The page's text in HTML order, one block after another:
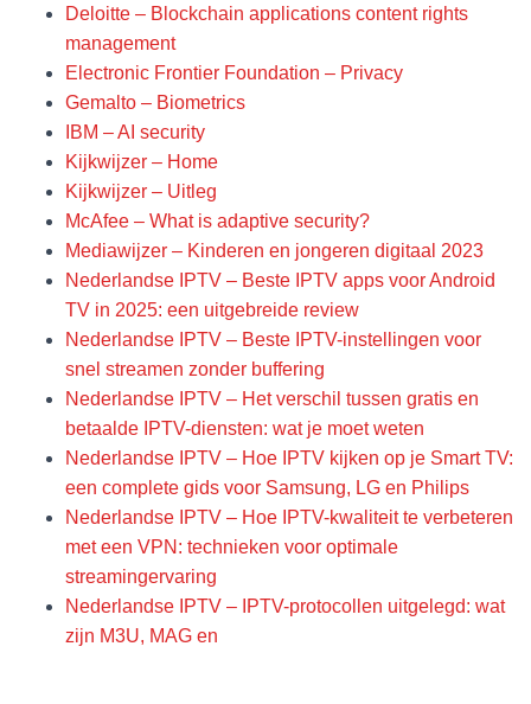
Deloitte – Blockchain applications content rights
management
Electronic Frontier Foundation – Privacy
Gemalto – Biometrics
IBM – AI security
Kijkwijzer – Home
Kijkwijzer – Uitleg
McAfee – What is adaptive security?
Mediawijzer – Kinderen en jongeren digitaal 2023
Nederlandse IPTV – Beste IPTV apps voor Android
TV in 2025: een uitgebreide review
Nederlandse IPTV – Beste IPTV-instellingen voor
snel streamen zonder buffering
Nederlandse IPTV – Het verschil tussen gratis en
betaalde IPTV-diensten: wat je moet weten
Nederlandse IPTV – Hoe IPTV kijken op je Smart TV:
een complete gids voor Samsung, LG en Philips
Nederlandse IPTV – Hoe IPTV-kwaliteit te verbeteren
met een VPN: technieken voor optimale
streamingervaring
Nederlandse IPTV – IPTV-protocollen uitgelegd: wat
zijn M3U, MAG en